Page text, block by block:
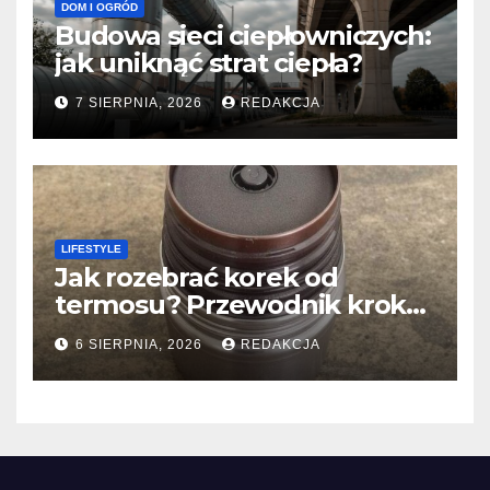
DOM I OGRÓD
Budowa sieci ciepłowniczych:
jak uniknąć strat ciepła?
7 SIERPNIA, 2026 REDAKCJA
LIFESTYLE
Jak rozebrać korek od
termosu? Przewodnik krok
po kroku
6 SIERPNIA, 2026 REDAKCJA